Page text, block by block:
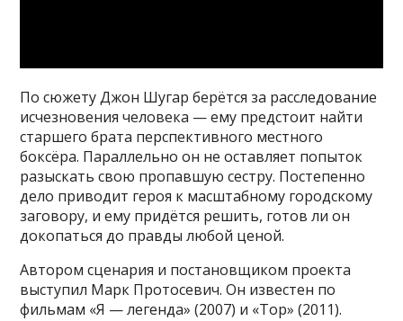
По сюжету Джон Шугар берётся за расследование
исчезновения человека — ему предстоит найти
старшего брата перспективного местного
боксёра. Параллельно он не оставляет попыток
разыскать свою пропавшую сестру. Постепенно
дело приводит героя к масштабному городскому
заговору, и ему придётся решить, готов ли он
докопаться до правды любой ценой.
Автором сценария и постановщиком проекта
выступил Марк Протосевич. Он известен по
фильмам «Я — легенда» (2007) и «Тор» (2011).